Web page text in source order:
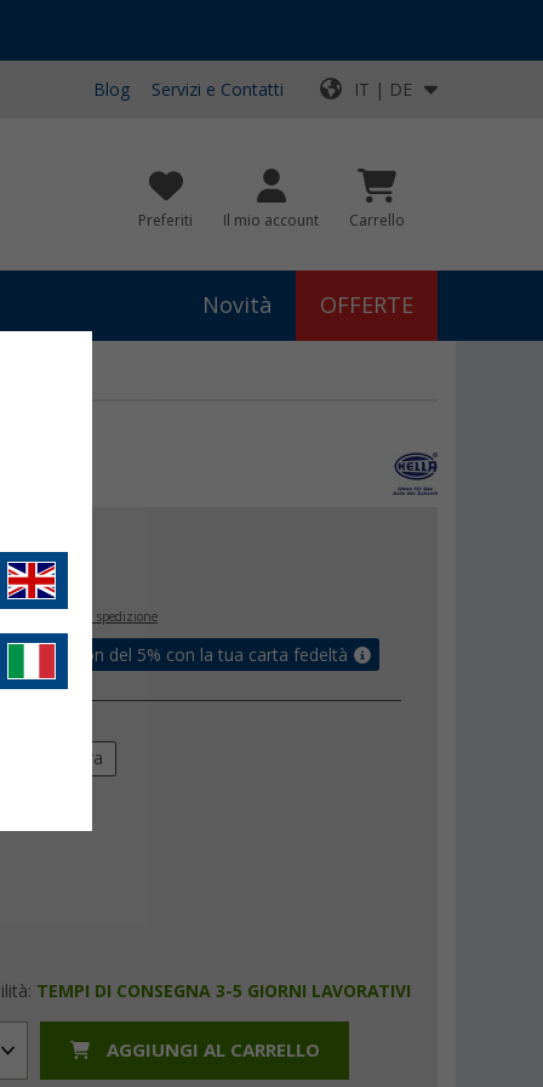
Blog Servizi e Contatti IT | DE
Preferiti Il mio account Carrello
Novità OFFERTE
€
+ Spese di spedizione
un coupon del 5% con la tua carta fedeltà
sinistra
TEMPI DI CONSEGNA 3-5 GIORNI LAVORATIVI
AGGIUNGI AL CARRELLO